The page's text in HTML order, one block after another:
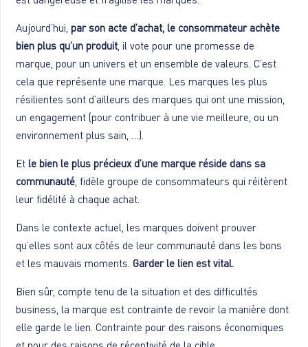
Aujourd’hui, par son acte d’achat, le consommateur achète
bien plus qu’un produit, il vote pour une promesse de
marque, pour un univers et un ensemble de valeurs. C’est
cela que représente une marque. Les marques les plus
résilientes sont d’ailleurs des marques qui ont une mission,
un engagement (pour contribuer à une vie meilleure, ou un
environnement plus sain, …).
Et le bien le plus précieux d’une marque réside dans sa
communauté, fidèle groupe de consommateurs qui réitèrent
leur fidélité à chaque achat.
Dans le contexte actuel, les marques doivent prouver
qu’elles sont aux côtés de leur communauté dans les bons
et les mauvais moments. Garder le lien est vital.
Bien sûr, compte tenu de la situation et des difficultés
business, la marque est contrainte de revoir la manière dont
elle garde le lien. Contrainte pour des raisons économiques